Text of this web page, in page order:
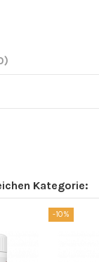
Kategorie:
-10%